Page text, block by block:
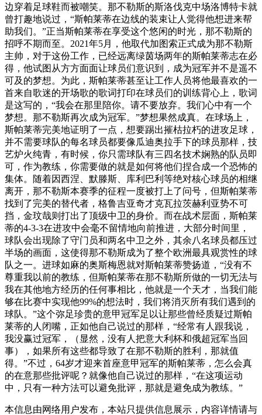
边穿着足球鞋而被嘲笑。那不勒斯的斯洛伐克中场洛博特卡就
曾打趣地说过，“斯帕莱蒂在边线的装束让人觉得他想进来帮
助我们。”正当斯帕莱蒂在享受这个悠闲的时光，那不勒斯的
招呼不期而至。2021年5月，他取代加图索正式成为那不勒斯
主帅，对于这份工作，已经远离绿茵场两年的斯帕莱蒂志在必
得，他试图从方方面面让球员们意识到，成为冠军并不是遥不
可及的梦想。为此，斯帕莱蒂甚至让工作人员将他最喜欢的一
首来自歌迷的开场歌的歌词打印在球员们的训练背心上，歌词
是这写的，“我会在那里陪你。请不要放弃。我们心中有一个
梦想。那不勒斯再次成为冠军。”梦想果然成真。在球场上，
斯帕莱蒂完美地证明了一点，想要踢出摧枯拉朽的进攻足球，
并不需要球队的每名球员都要像瓜迪奥拉手下的球员那样，技
艺炉火纯青，有时候，你只需球队有三四名技术娴熟的队员即
可，作为教练，你需要做的就是如何将他们捏合成一个恐怖的
集体。随着因西涅、默滕斯、库利巴利等绝对核心球员的相继
离开，那不勒斯本赛季的征程一度被打上了问号，但斯帕莱蒂
找到了完美的替代者，格鲁吉亚奇才克瓦拉茨赫利亚势不可
挡，金玟哉则打出了顶级中卫的身价。而在战术层面，斯帕莱
蒂的4-3-3在进攻中会毫不留情地向前推进，大部分时间里，
球队会出现除了守门员和两名中卫之外，其余八名球员都压过
半场的画面，这使得那不勒斯成为了整个欧洲最具观赏性的球
队之一。进球如麻的奥斯梅恩就对斯帕莱蒂赞扬道，“没有不
尊重我以前的教练，但斯帕莱蒂在那不勒斯所做的一切无法与
我在其他地方经历的任何事相比，他就是一个天才，当我们能
够在比赛中实现他99%的想法时，我们将消灭所有我们遇到的
球队。”这个弥足珍贵的意甲冠军足以让那些曾经质疑过斯帕
莱蒂的人闭嘴，正如他自己说过的那样，“经常有人跟我说，
我没赢过冠军，（显然，没有人把意大利杯和俄超冠军当回
事），如果所有这些都导致了在那不勒斯的胜利，那就值
得。”不过，64岁才迎来首座意甲冠军的斯帕莱蒂，怎么会真
的在意那些批评呢？就像他自己说过的那样，“在这项运动
中，只有一种方法可以避免批评，那就是避免成为教练。”
本信息由网络用户发布， 本站只提供信息展示，内容详情请与